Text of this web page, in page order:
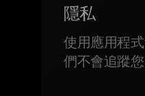
隱私
使用應用程
們不會追蹤您